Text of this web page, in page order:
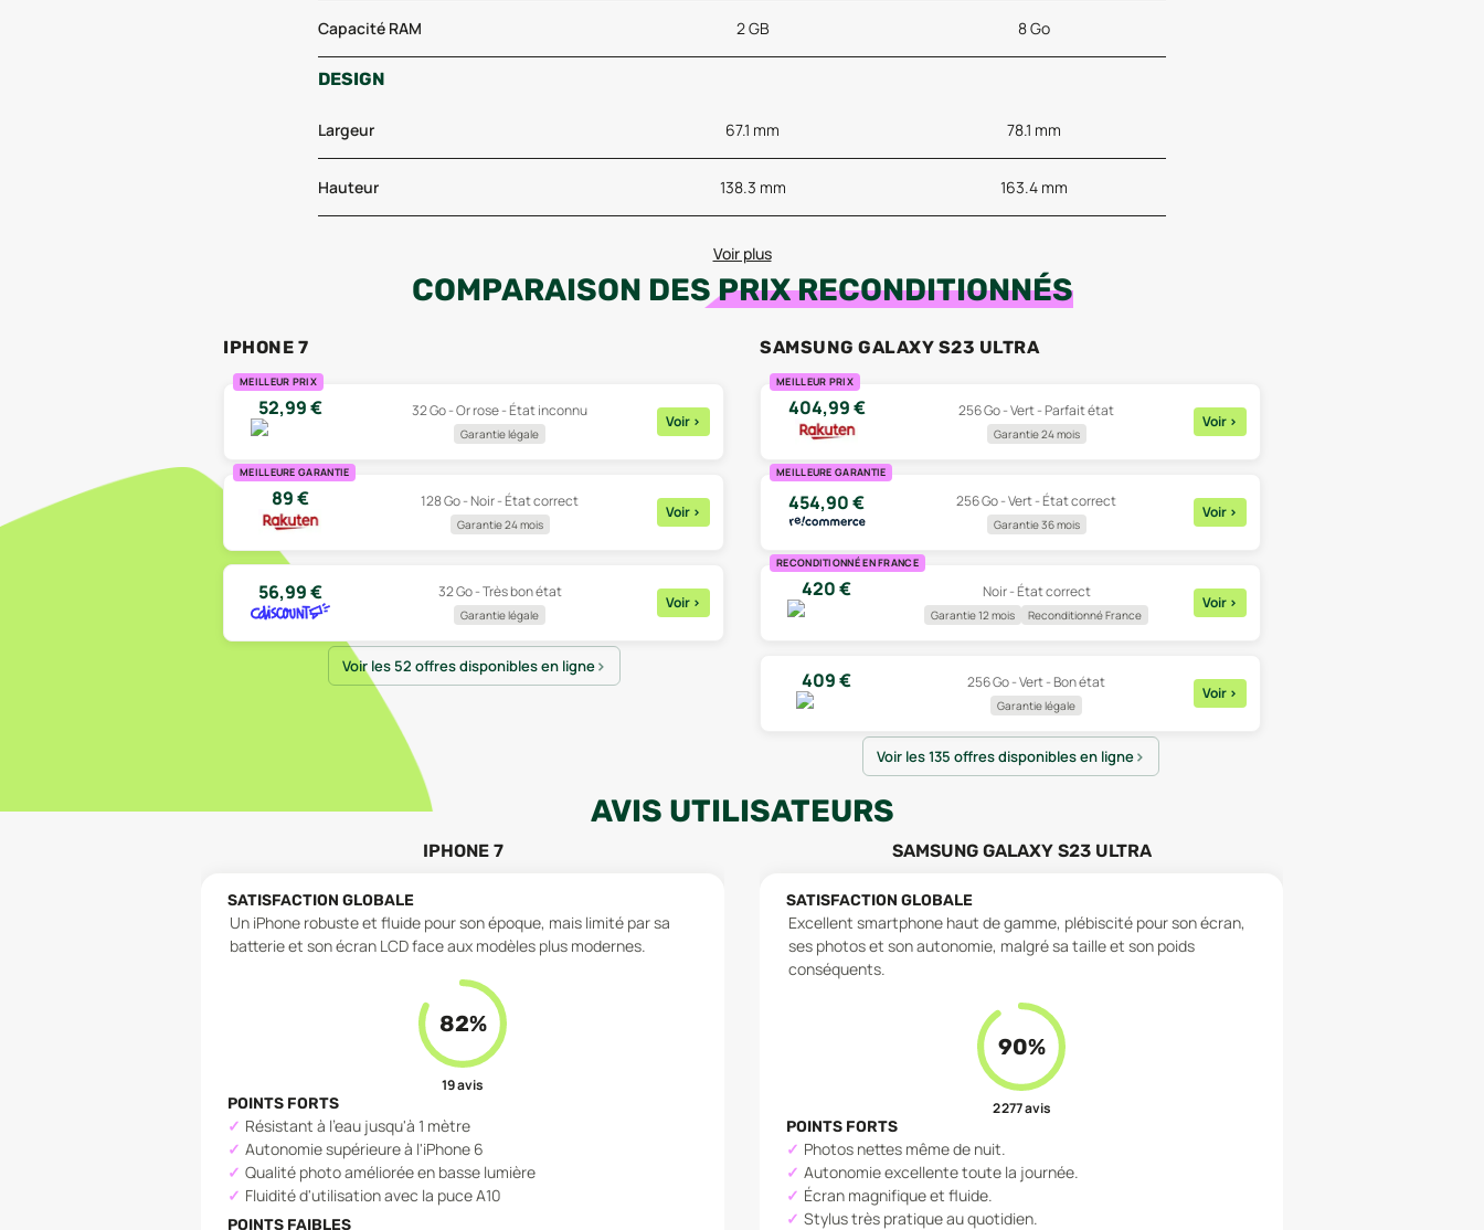
Capacité RAM 2 GB 8 Go
DESIGN
Largeur 67.1 mm 78.1 mm
Hauteur 138.3 mm 163.4 mm
Voir plus
COMPARAISON DESPRIX RECONDITIONNÉS
IPHONE 7
MEILLEUR PRIX
52,99€ 32 Go - Or rose - État inconnu
Garantie légale
Voir >
MEILLEURE GARANTIE
89€ 128 Go - Noir - État correct
Garantie 24 mois
Voir >
56,99€ 32 Go - Très bon état
Garantie légale
Voir >
Voir les 52 offres disponibles en ligne
SAMSUNG GALAXY S23 ULTRA
MEILLEUR PRIX
404,99€ 256 Go - Vert - Parfait état
Garantie 24 mois
Voir >
MEILLEURE GARANTIE
454,90€ 256 Go - Vert - État correct
Garantie 36 mois
Voir >
RECONDITIONNÉ EN FRANCE
420€ Noir - État correct
Garantie 12 mois Reconditionné France
Voir >
409€ 256 Go - Vert - Bon état
Garantie légale
Voir >
Voir les 135 offres disponibles en ligne
AVIS UTILISATEURS
IPHONE 7
SATISFACTION GLOBALE
Un iPhone robuste et fluide pour son époque, mais limité par sa
batterie et son écran LCD face aux modèles plus modernes.
82%
19avis
POINTS FORTS
Résistant à l'eau jusqu'à 1 mètre
Autonomie supérieure à l'iPhone 6
Qualité photo améliorée en basse lumière
Fluidité d'utilisation avec la puce A10
POINTS FAIBLES
SAMSUNG GALAXY S23 ULTRA
SATISFACTION GLOBALE
Excellent smartphone haut de gamme, plébiscité pour son écran,
ses photos et son autonomie, malgré sa taille et son poids
conséquents.
90%
2 277avis
POINTS FORTS
Photos nettes même de nuit.
Autonomie excellente toute la journée.
Écran magnifique et fluide.
Stylus très pratique au quotidien.